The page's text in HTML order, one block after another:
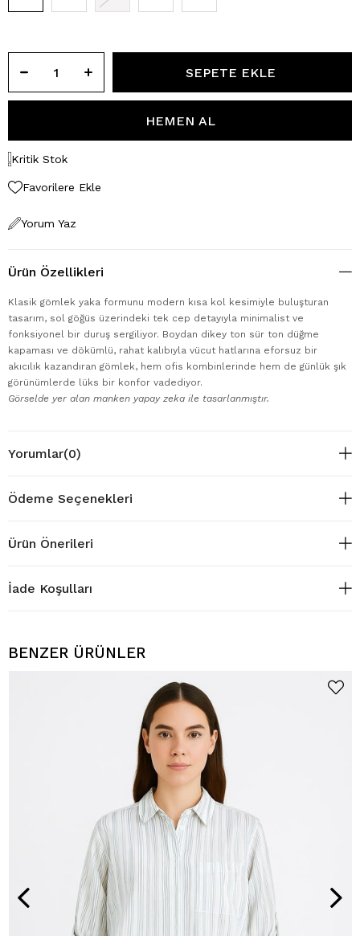
Kritik Stok
Favorilere Ekle
Yorum Yaz
Ürün Özellikleri
Klasik gömlek yaka formunu modern kısa kol kesimiyle buluşturan
tasarım, sol göğüs üzerindeki tek cep detayıyla minimalist ve
fonksiyonel bir duruş sergiliyor. Boydan dikey ton sür ton düğme
kapaması ve dökümlü, rahat kalıbıyla vücut hatlarına eforsuz bir
akıcılık kazandıran gömlek, hem ofis kombinlerinde hem de günlük şık
görünümlerde lüks bir konfor vadediyor.
Görselde yer alan manken yapay zeka ile tasarlanmıştır.
Yorumlar(0)
Ödeme Seçenekleri
Ürün Önerileri
İade Koşulları
BENZER ÜRÜNLER